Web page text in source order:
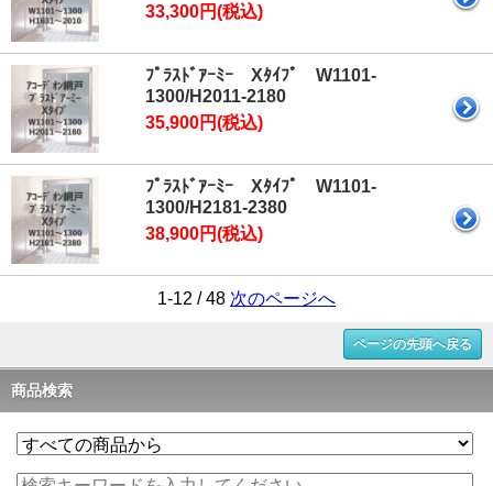
33,300円(税込)
ﾌﾟﾗｽﾄﾞｱｰﾐｰ Xﾀｲﾌﾟ W1101-
1300/H2011-2180
35,900円(税込)
ﾌﾟﾗｽﾄﾞｱｰﾐｰ Xﾀｲﾌﾟ W1101-
1300/H2181-2380
38,900円(税込)
1-12 / 48 次のページへ
ページの先頭へ戻る
商品検索